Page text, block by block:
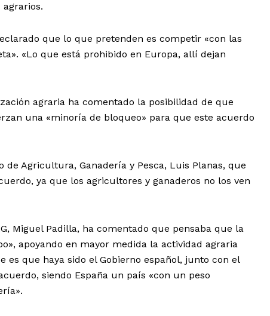
que lo que pretenden es competir «con las
«Lo que está prohibido en Europa, allí dejan
agraria ha comentado la posibilidad de que
una «minoría de bloqueo» para que este acuerdo
Agricultura, Ganadería y Pesca, Luis Planas, que
ya que los agricultores y ganaderos no los ven
Miguel Padilla, ha comentado que pensaba que la
apoyando en mayor medida la actividad agraria
que haya sido el Gobierno español, junto con el
siendo España un país «con un peso